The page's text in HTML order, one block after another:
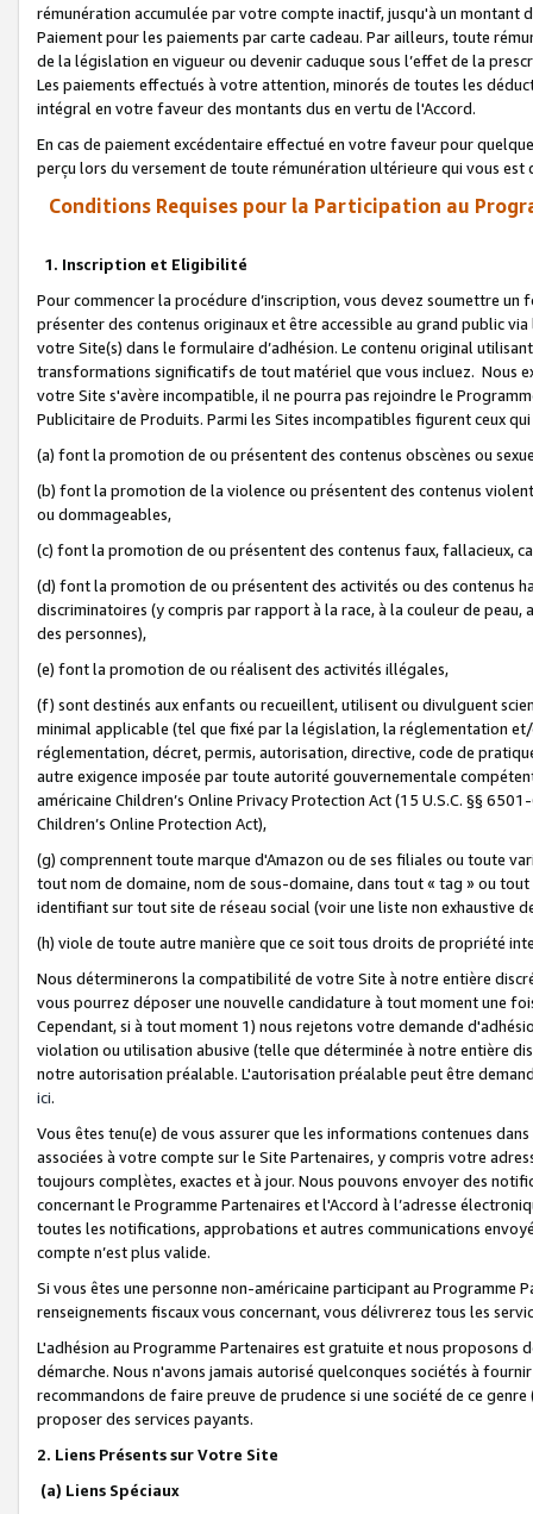
rémunération accumulée par votre compte inactif, jusqu'à un montant
Paiement pour les paiements par carte cadeau. Par ailleurs, toute
de la législation en vigueur ou devenir caduque sous l’effet de la
Les paiements effectués à votre attention, minorés de toutes les
intégral en votre faveur des montants dus en vertu de l'Accord.
En cas de paiement excédentaire effectué en votre faveur pour
perçu lors du versement de toute rémunération ultérieure qui vous est
Conditions Requises pour la Participation au
1. Inscription et Eligibilité
Pour commencer la procédure d’inscription, vous devez soumettre
présenter des contenus originaux et être accessible au grand public
votre Site(s) dans le formulaire d’adhésion. Le contenu original
transformations significatifs de tout matériel que vous incluez. Nous
votre Site s'avère incompatible, il ne pourra pas rejoindre le
Publicitaire de Produits. Parmi les Sites incompatibles figurent ceux
(a) font la promotion de ou présentent des contenus obscènes ou
(b) font la promotion de la violence ou présentent des contenus
ou dommageables,
(c) font la promotion de ou présentent des contenus faux, fallacieux,
(d) font la promotion de ou présentent des activités ou des contenus
discriminatoires (y compris par rapport à la race, à la couleur de
des personnes),
(e) font la promotion de ou réalisent des activités illégales,
(f) sont destinés aux enfants ou recueillent, utilisent ou divulguent
minimal applicable (tel que fixé par la législation, la réglementation
réglementation, décret, permis, autorisation, directive, code de
autre exigence imposée par toute autorité gouvernementale
américaine Children’s Online Privacy Protection Act (15 U.S.C. §§
Children’s Online Protection Act),
(g) comprennent toute marque d'Amazon ou de ses filiales ou toute
tout nom de domaine, nom de sous-domaine, dans tout « tag » ou
identifiant sur tout site de réseau social (voir une liste non exhaustive
(h) viole de toute autre manière que ce soit tous droits de propriété
Nous déterminerons la compatibilité de votre Site à notre entière
vous pourrez déposer une nouvelle candidature à tout moment une
Cependant, si à tout moment 1) nous rejetons votre demande
violation ou utilisation abusive (telle que déterminée à notre entière
notre autorisation préalable. L'autorisation préalable peut être
ici.
Vous êtes tenu(e) de vous assurer que les informations contenues
associées à votre compte sur le Site Partenaires, y compris votre
toujours complètes, exactes et à jour. Nous pouvons envoyer des
concernant le Programme Partenaires et l'Accord à l’adresse
toutes les notifications, approbations et autres communications
compte n’est plus valide.
Si vous êtes une personne non-américaine participant au
renseignements fiscaux vous concernant, vous délivrerez tous les
L'adhésion au Programme Partenaires est gratuite et nous proposons
démarche. Nous n'avons jamais autorisé quelconques sociétés à
recommandons de faire preuve de prudence si une société de ce
proposer des services payants.
2. Liens Présents sur Votre Site
(a) Liens Spéciaux